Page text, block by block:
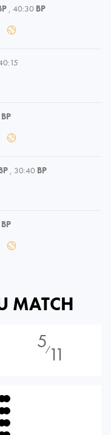
, 40:30 BP
BP
, 30:40 BP
BP
MATCH
5⁄11